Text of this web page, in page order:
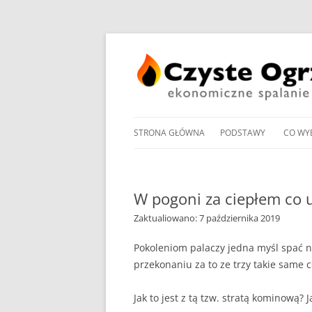
STRONA GŁÓWNA PODSTAWY
NORMY EMISJI I
DOMOWYCH KOTŁÓW
RODZAJE KOTŁÓW
MANDAT ZA PALENIE
CO
W pogoni za ciepłem
Zaktualiowano: 7 października 2019
Pokoleniom palaczy jedna myśl spać
przekonaniu za to ze trzy takie same
Jak to jest z tą tzw. stratą kominową?